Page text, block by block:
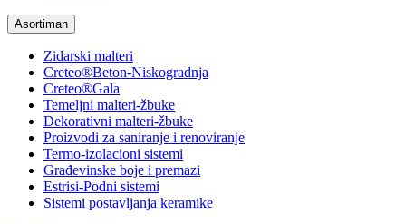
Asortiman
Zidarski malteri
Creteo®Beton-Niskogradnja
Creteo®Gala
Temeljni malteri-žbuke
Dekorativni malteri-žbuke
Proizvodi za saniranje i renoviranje
Termo-izolacioni sistemi
Građevinske boje i premazi
Estrisi-Podni sistemi
Sistemi postavljanja keramike